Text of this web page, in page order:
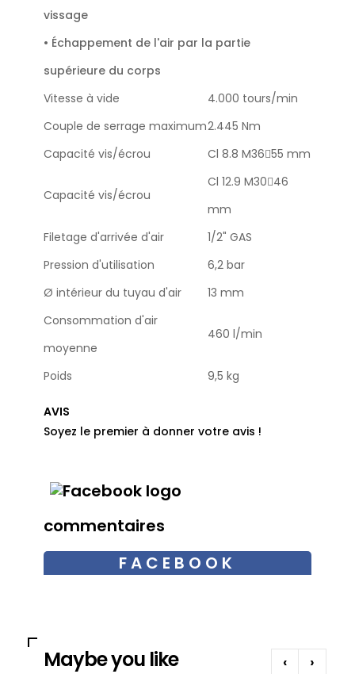
vissage
• Échappement de l'air par la partie
supérieure du corps
Vitesse à vide
4.000 tours/min
Couple de serrage maximum2.445 Nm
Capacité vis/écrou
Cl 8.8 M3655 mm
Capacité vis/écrou
Cl 12.9 M3046
mm
Filetage d'arrivée d'air
1/2" GAS
Pression d'utilisation
6,2 bar
Ø intérieur du tuyau d'air
13 mm
Consommation d'air
moyenne
460 l/min
Poids 9,5 kg
AVIS
Soyez le premier à donner votre avis !
commentaires
FACEBOOK
Maybe you like ‹ ›